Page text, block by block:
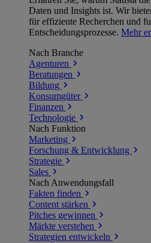
Daten und Insights ist. Wir
für effiziente Recherchen und
Entscheidungsprozesse. Mehr
Nach Branche
Agenturen
Beratungen
Bildung
Konsumgüter
Finanzen
Technologie
Nach Funktion
Marketing
Forschung & Entwicklung
Strategie
Sales
Nach Anwendungsfall
Fakten finden
Content stärken
Pitches gewinnen
Märkte verstehen
Strategien entwickeln